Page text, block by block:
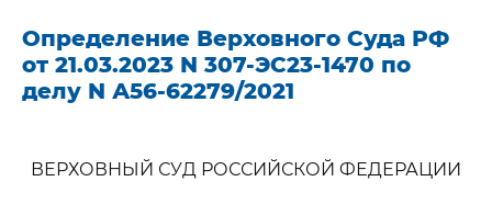
Определение Верховного Суда РФ
от 21.03.2023 N 307-ЭС23-1470 по
делу N А56-62279/2021
ВЕРХОВНЫЙ СУД РОССИЙСКОЙ ФЕДЕРАЦИИ